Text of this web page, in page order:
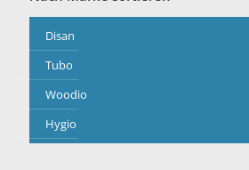
Disan
Tubo
Woodio
Hygio